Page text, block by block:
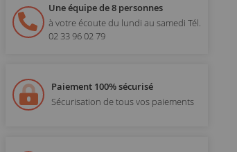
Une équipe de 8 personnes
à votre écoute du lundi au samedi Tél.
02 33 96 02 79
Paiement 100% sécurisé
Sécurisation de tous vos paiements